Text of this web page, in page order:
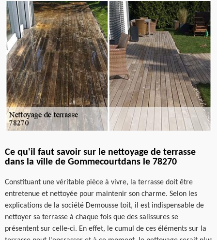
Ce qu'il faut savoir sur le nettoyage de terrasse
dans la ville de Gommecourtdans le 78270
Constituant une véritable pièce à vivre, la terrasse doit être
entretenue et nettoyée pour maintenir son charme. Selon les
explications de la société Demousse toit, il est indispensable de
nettoyer sa terrasse à chaque fois que des salissures se
présentent sur celle-ci. En effet, le cumul de ces éléments sur la